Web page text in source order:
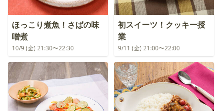
ほっこり煮魚！さばの味
噌煮
10/9 (金) 21:30〜22:30
初スイーツ！クッキー授
業
9/11 (金) 21:00〜22:00